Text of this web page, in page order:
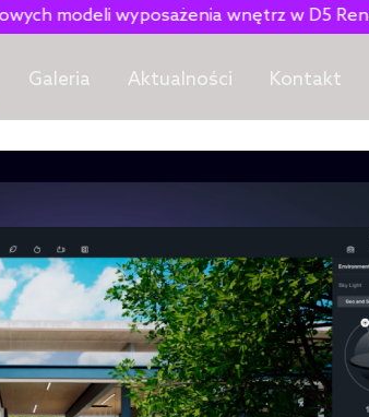
wnętrz w D5 Render!
Galeria Aktualności Kontakt